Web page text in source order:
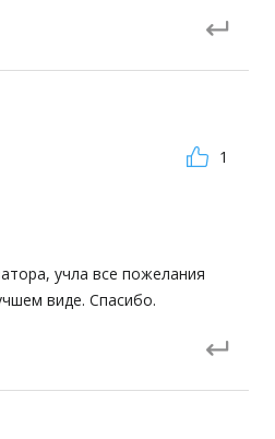
1
учла все пожелания
виде. Спасибо.